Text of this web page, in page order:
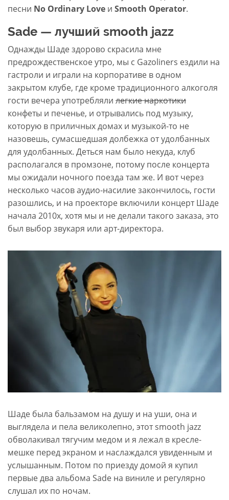
песни No Ordinary Love и Smooth Operator.
Sade — лучший smooth jazz
Однажды Шаде здорово скрасила мне
предрождественское утро, мы с Gazoliners ездили на
гастроли и играли на корпоративе в одном
закрытом клубе, где кроме традиционного алкоголя
гости вечера употребляли легкие наркотики
конфеты и печенье, и отрывались под музыку,
которую в приличных домах и музыкой-то не
назовешь, сумасшедшая долбежка от удолбанных
для удолбанных. Деться нам было некуда, клуб
располагался в промзоне, потому после концерта
мы ожидали ночного поезда там же. И вот через
несколько часов аудио-насилие закончилось, гости
разошлись, и на проекторе включили концерт Шаде
начала 2010х, хотя мы и не делали такого заказа, это
был выбор звукаря или арт-директора.
Шаде была бальзамом на душу и на уши, она и
выглядела и пела великолепно, этот smooth jazz
обволакивал тягучим медом и я лежал в кресле-
мешке перед экраном и наслаждался увиденным и
услышанным. Потом по приезду домой я купил
первые два альбома Sade на виниле и регулярно
слушал их по ночам.